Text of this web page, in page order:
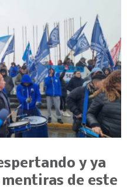
y ya
de este